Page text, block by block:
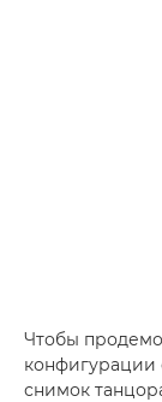
Чтобы
конфигурации
снимок